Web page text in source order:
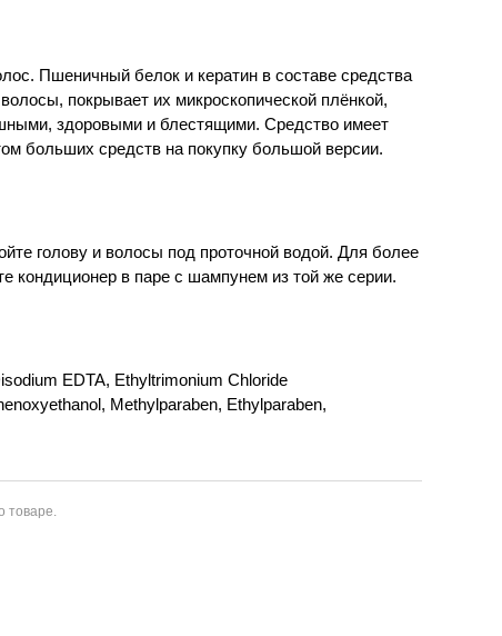
Пшеничный белок и кератин в составе средства
покрывает их микроскопической плёнкой,
здоровыми и блестящими. Средство имеет
больших средств на покупку большой версии.
голову и волосы под проточной водой. Для более
кондиционер в паре с шампунем из той же серии.
EDTA, Ethyltrimonium Chloride
Methylparaben, Ethylparaben,
товаре.